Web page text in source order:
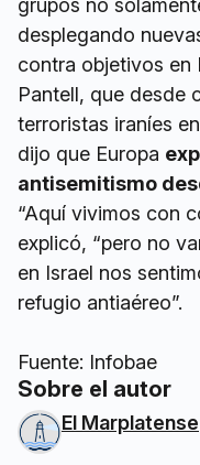
grupos no
desplegando
contra objetivos en
Pantell, que desde
terroristas iraníes
dijo que Europa
antisemitismo
“Aquí vivimos con
explicó, “pero no
en Israel nos
refugio antiaéreo”.
Fuente: Infobae
Sobre el autor
El Marplatense